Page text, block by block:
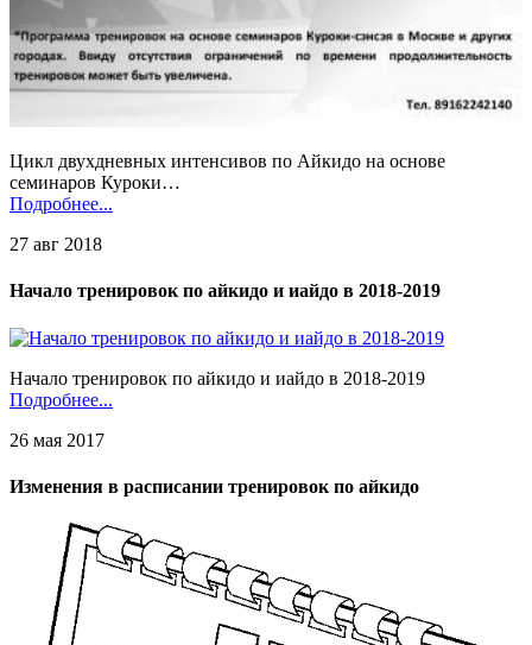
Цикл двухдневных интенсивов по Айкидо на основе
семинаров Куроки…
Подробнее...
27 авг 2018
Начало тренировок по айкидо и иайдо в 2018-2019
Начало тренировок по айкидо и иайдо в 2018-2019
Подробнее...
26 мая 2017
Изменения в расписании тренировок по айкидо